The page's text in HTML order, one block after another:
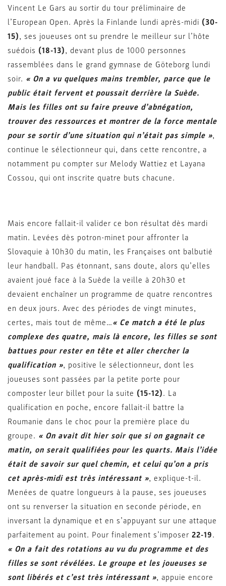
Vincent Le Gars au sortir du tour préliminaire de
l’European Open. Après la Finlande lundi après-midi (30-
15), ses joueuses ont su prendre le meilleur sur l’hôte
suédois (18-13), devant plus de 1000 personnes
rassemblées dans le grand gymnase de Göteborg lundi
soir. « On a vu quelques mains trembler, parce que le
public était fervent et poussait derrière la Suède.
Mais les filles ont su faire preuve d’abnégation,
trouver des ressources et montrer de la force mentale
pour se sortir d’une situation qui n’était pas simple »,
continue le sélectionneur qui, dans cette rencontre, a
notamment pu compter sur Melody Wattiez et Layana
Cossou, qui ont inscrite quatre buts chacune.
Mais encore fallait-il valider ce bon résultat dès mardi
matin. Levées dès potron-minet pour affronter la
Slovaquie à 10h30 du matin, les Françaises ont balbutié
leur handball. Pas étonnant, sans doute, alors qu’elles
avaient joué face à la Suède la veille à 20h30 et
devaient enchaîner un programme de quatre rencontres
en deux jours. Avec des périodes de vingt minutes,
certes, mais tout de même…« Ce match a été le plus
complexe des quatre, mais là encore, les filles se sont
battues pour rester en tête et aller chercher la
qualification », positive le sélectionneur, dont les
joueuses sont passées par la petite porte pour
composter leur billet pour la suite (15-12). La
qualification en poche, encore fallait-il battre la
Roumanie dans le choc pour la première place du
groupe. « On avait dit hier soir que si on gagnait ce
matin, on serait qualifiées pour les quarts. Mais l’idée
était de savoir sur quel chemin, et celui qu’on a pris
cet après-midi est très intéressant », explique-t-il.
Menées de quatre longueurs à la pause, ses joueuses
ont su renverser la situation en seconde période, en
inversant la dynamique et en s’appuyant sur une attaque
parfaitement au point. Pour finalement s’imposer 22-19.
« On a fait des rotations au vu du programme et des
filles se sont révélées. Le groupe et les joueuses se
sont libérés et c’est très intéressant », appuie encore